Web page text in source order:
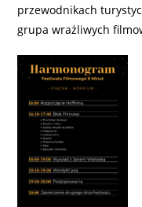
przewodnikach
grupa wrażliwych